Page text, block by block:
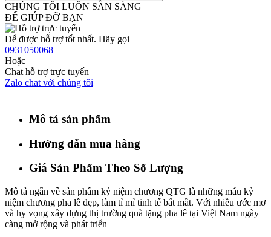
CHÚNG TÔI LUÔN SẴN SÀNG
ĐỂ GIÚP ĐỠ BẠN
Để được hỗ trợ tốt nhất. Hãy gọi
0931050068
Hoặc
Chat hỗ trợ trực tuyến
Zalo chat với chúng tôi
Mô tả sản phẩm
Hướng dẫn mua hàng
Giá Sản Phẩm Theo Số Lượng
Mô tả ngắn về sản phẩm kỷ niệm chương QTG là những mẫu kỷ
niệm chương pha lê đẹp, làm tỉ mỉ tinh tế bắt mắt. Với nhiều ước mơ
và hy vọng xây dựng thị trường quà tặng pha lê tại Việt Nam ngày
càng mở rộng và phát triển